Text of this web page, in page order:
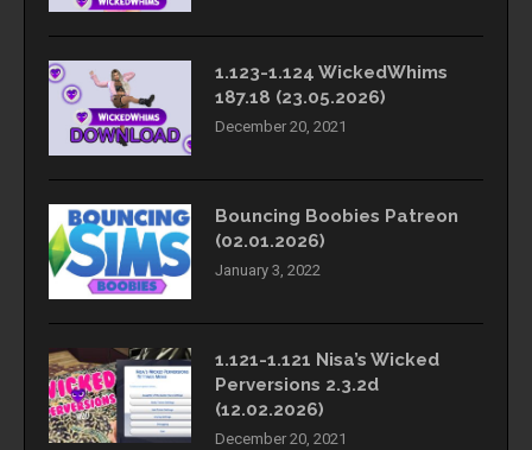
1.123-1.124 WickedWhims
187.18 (23.05.2026)
December 20, 2021
Bouncing Boobies Patreon
(02.01.2026)
January 3, 2022
1.121-1.121 Nisa’s Wicked
Perversions 2.3.2d
(12.02.2026)
December 20, 2021